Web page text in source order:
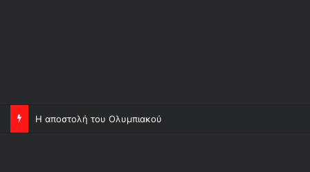
Η αποστολή του Ολυμπιακού